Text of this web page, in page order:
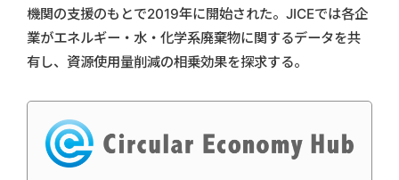
機関の支援のもとで2019年に開始された。JICEでは各企
業がエネルギー・水・化学系廃棄物に関するデータを共
有し、資源使用量削減の相乗効果を探求する。